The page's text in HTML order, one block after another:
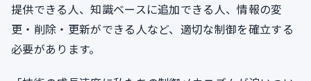
提供できる人、知識ベースに追加できる人、情報の変
更・削除・更新ができる人など、適切な制御を確立する
必要があります。